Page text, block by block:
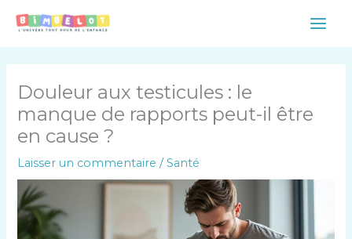
Main
Douleur aux testicules : le
manque de rapports peut-il être
en cause ?
Laisser un commentaire /Santé